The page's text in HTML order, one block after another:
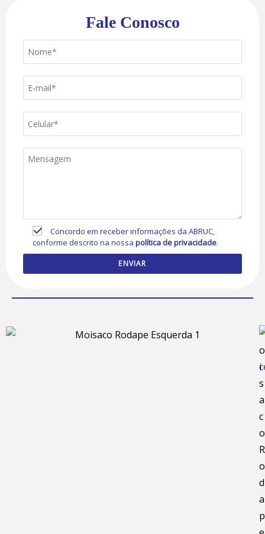
Fale Conosco
Concordo em receber informações da ABRUC,
conforme descrito na nossapolítica de privacidade.